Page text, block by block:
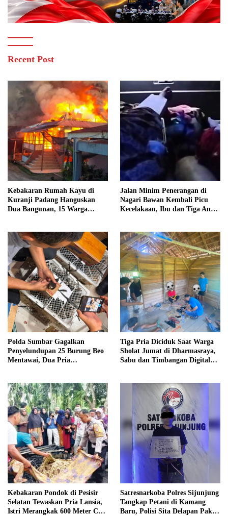
Recent Post
Kebakaran Rumah Kayu di
Kuranji Padang Hanguskan
Dua Bangunan, 15 Warga
Jalan Minim Penerangan di
Nagari Bawan Kembali Picu
Kecelakaan, Ibu dan Tiga Anak
Polda Sumbar Gagalkan
Penyelundupan 25 Burung Beo
Mentawai, Dua Pria
Tiga Pria Diciduk Saat Warga
Sholat Jumat di Dharmasraya,
Sabu dan Timbangan Digital
Kebakaran Pondok di Pesisir
Selatan Tewaskan Pria Lansia,
Istri Merangkak 600 Meter Cari
Satresnarkoba Polres Sijunjung
Tangkap Petani di Kamang
Baru, Polisi Sita Delapan Paket